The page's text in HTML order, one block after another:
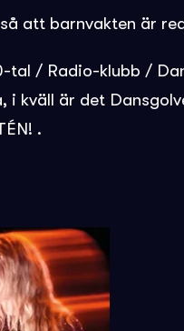
att barnvakten är
tal / Radio-klubb /
kväll är det
.